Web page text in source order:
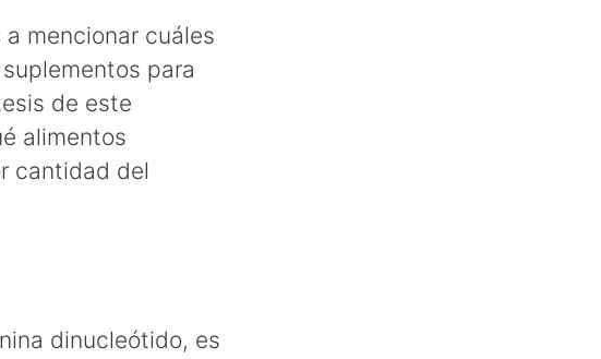
mencionar cuáles
para
de este
alimentos
cantidad del
dinucleótido, es